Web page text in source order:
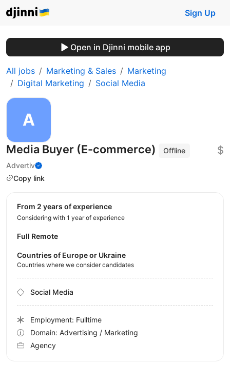
Sign Up
Open in Djinni mobile app
All jobs Marketing & Sales
Marketing
Digital Marketing
Social Media
Media Buyer (E-commerce)
Offline
Advertiv
Copy link
$
from 2 years of experience
Considering with 1 year of experience
Full Remote
Countries of Europe or Ukraine
Countries where we consider candidates
Social Media
Employment: Fulltime
Domain: Advertising / Marketing
Agency